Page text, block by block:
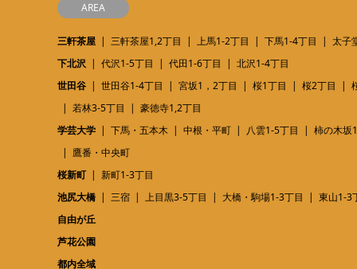
AREA
三軒茶屋 三軒茶屋1,2丁目 上馬1-2丁目 下馬1-4丁目
太子
下北沢
代沢1-5丁目 代田1-6丁目
北沢1-4丁目
世田谷
世田谷1-4丁目 宮坂1，2丁目 桜1丁目 桜2丁目
若林3-5丁目
豪徳寺1,2丁目
学芸大学
下馬・五本木 中根・平町 八雲1-5丁目
柿の木坂
鷹番・中央町
桜新町
新町1-3丁目
池尻大橋
三宿 上目黒3-5丁目 大橋・駒場1-3丁目
東山1-3
自由が丘
芦花公園
都内全域